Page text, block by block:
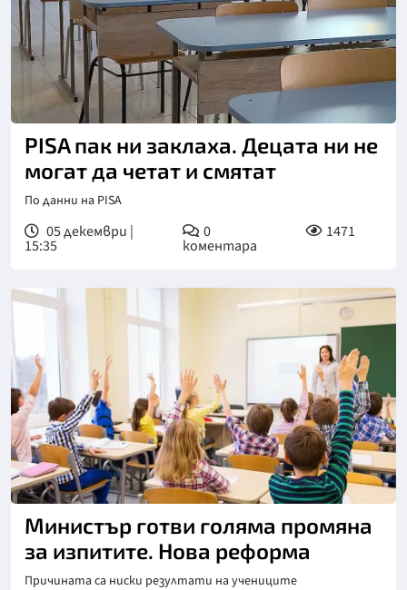
PISA пак ни заклаха. Децата ни не
могат да четат и смятат
По данни на PISA
05 декември |
15:35
0
коментара
1471
Министър готви голяма промяна
за изпитите. Нова реформа
Причината са ниски резултати на учениците